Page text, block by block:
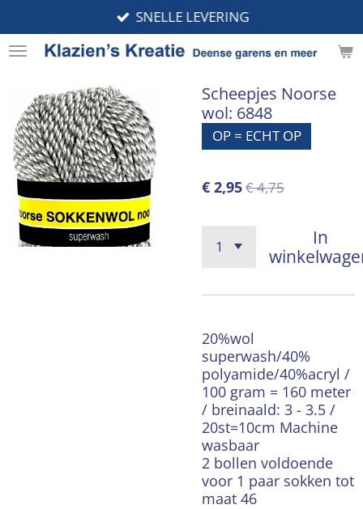
direct
naar
hoofdinhoud
SNELLE LEVERING
Scheepjes Noorse
wol: 6848
OP = ECHT OP
€ 2,95€ 4,75
In
20%wol
superwash/40%
polyamide/40%acryl /
100 gram = 160 meter
/ breinaald: 3 - 3.5 /
20st=10cm Machine
wasbaar
2 bollen voldoende
voor 1 paar sokken tot
maat 46